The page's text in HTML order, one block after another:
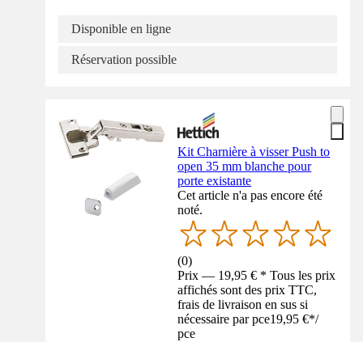
Disponible en ligne
Réservation possible
Kit Charnière à visser Push to
open 35 mm blanche pour
porte existante
Cet article n'a pas encore été
noté.
(0)
Prix — 19,95 € * Tous les prix
affichés sont des prix TTC,
frais de livraison en sus si
nécessaire par pce19,95 €*/
pce